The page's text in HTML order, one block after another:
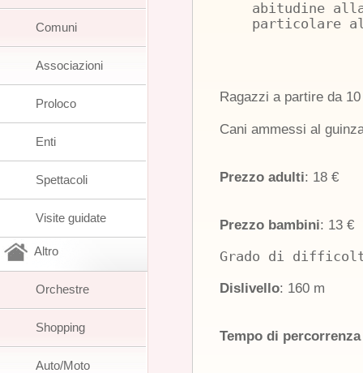
abitudine alla
particolare
Ragazzi a partire da
Cani ammessi al
Prezzo adulti: 18 €
Prezzo bambini: 13 €
Dislivello: 160 m
Tempo di
Comuni
Associazioni
Proloco
Enti
Spettacoli
Visite guidate
Altro
Orchestre
Shopping
Auto/Moto